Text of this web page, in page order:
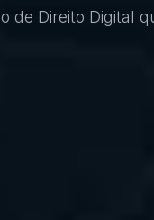
de Direito Digital